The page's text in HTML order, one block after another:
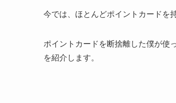
今では、ほとんどポイントカードを
ポイントカードを断捨離した僕が使
を紹介します。